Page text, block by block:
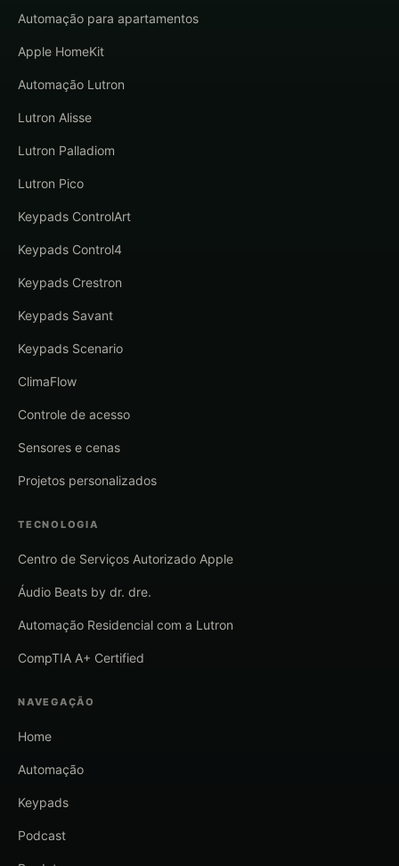
Automação para apartamentos
Apple HomeKit
Automação Lutron
Lutron Alisse
Lutron Palladiom
Lutron Pico
Keypads ControlArt
Keypads Control4
Keypads Crestron
Keypads Savant
Keypads Scenario
ClimaFlow
Controle de acesso
Sensores e cenas
Projetos personalizados
TECNOLOGIA
Centro de Serviços Autorizado Apple
Áudio Beats by dr. dre.
Automação Residencial com a Lutron
CompTIA A+ Certified
NAVEGAÇÃO
Home
Automação
Keypads
Podcast